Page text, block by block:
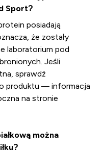
Sport?
posiadają
że zostały
laboratorium pod
Jeśli
sprawdź
produktu — informacja
na stronie
można